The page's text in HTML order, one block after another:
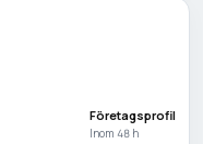
Företagsprofil
Inom 48 h